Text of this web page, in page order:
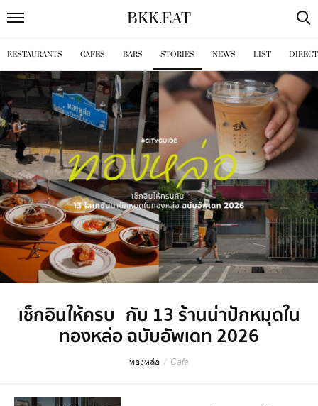
BKK.EAT
RESTAURANTS CAFES BARS STORIES NEWS LIST
เช็กอินให้ครบ กับ 13 ร้านน่าปักหมุดใน
ทองหล่อ ฉบับอัพเดท 2026
ทองหล่อ / Cafe